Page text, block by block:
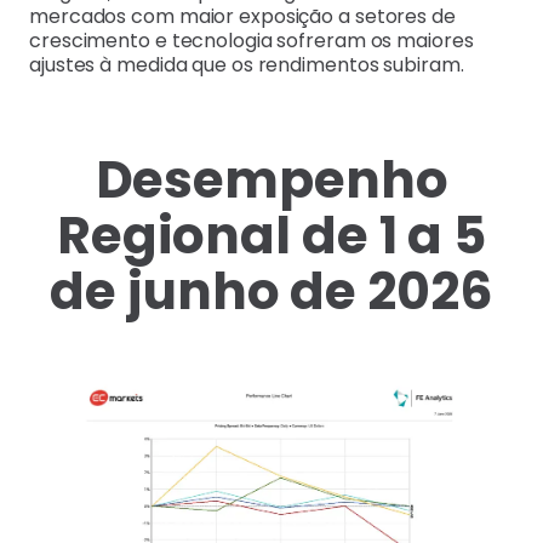
mercados com maior exposição a setores de
crescimento e tecnologia sofreram os maiores
ajustes à medida que os rendimentos subiram.
Desempenho
Regional de 1 a 5
de junho de 2026